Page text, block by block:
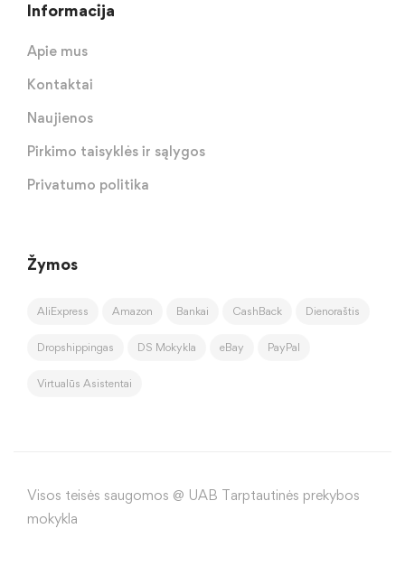
Informacija
Apie mus
Kontaktai
Naujienos
Pirkimo taisyklės ir sąlygos
Privatumo politika
Žymos
AliExpress Amazon Bankai CashBack Dienoraštis
Dropshippingas DS Mokykla eBay PayPal
Virtualūs Asistentai
Visos teisės saugomos @ UAB Tarptautinės prekybos
mokykla